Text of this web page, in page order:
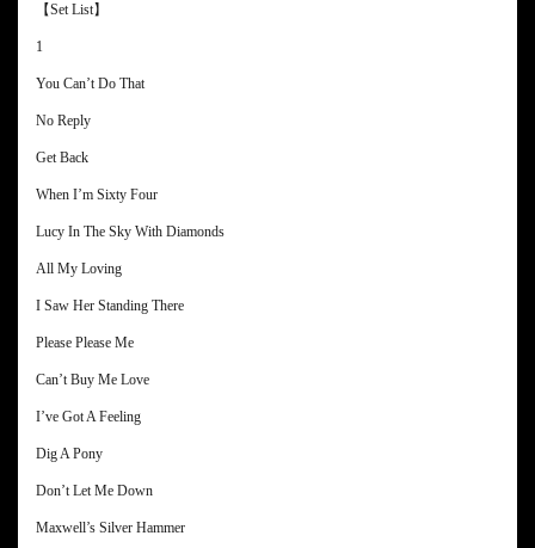
【Set List】
1
You Can’t Do That
No Reply
Get Back
When I’m Sixty Four
Lucy In The Sky With Diamonds
All My Loving
I Saw Her Standing There
Please Please Me
Can’t Buy Me Love
I’ve Got A Feeling
Dig A Pony
Don’t Let Me Down
Maxwell’s Silver Hammer